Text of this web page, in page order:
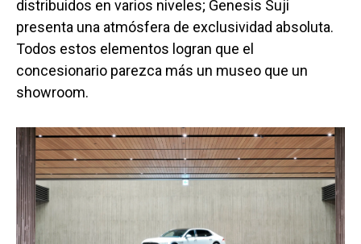
distribuidos en varios niveles; Genesis Suji
presenta una atmósfera de exclusividad absoluta.
Todos estos elementos logran que el
concesionario parezca más un museo que un
showroom.